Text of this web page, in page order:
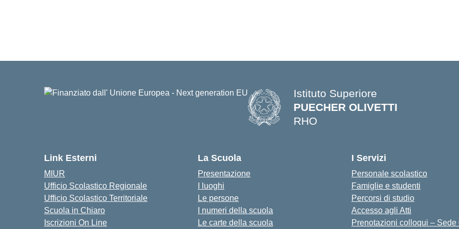
Istituto Superiore
PUECHER OLIVETTI
RHO
Link Esterni
MIUR
Ufficio Scolastico Regionale
Ufficio Scolastico Territoriale
Scuola in Chiaro
Iscrizioni On Line
La Scuola
Presentazione
I luoghi
Le persone
I numeri della scuola
Le carte della scuola
I Servizi
Personale scolastico
Famiglie e studenti
Percorsi di studio
Accesso agli Atti
Prenotazioni colloqui – Sede